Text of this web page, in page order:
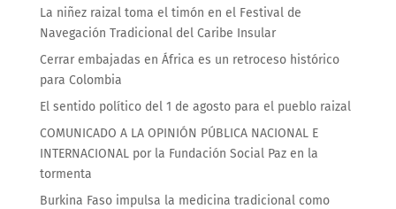
La niñez raizal toma el timón en el Festival de
Navegación Tradicional del Caribe Insular
Cerrar embajadas en África es un retroceso histórico
para Colombia
El sentido político del 1 de agosto para el pueblo raizal
COMUNICADO A LA OPINIÓN PÚBLICA NACIONAL E
INTERNACIONAL por la Fundación Social Paz en la
tormenta
Burkina Faso impulsa la medicina tradicional como